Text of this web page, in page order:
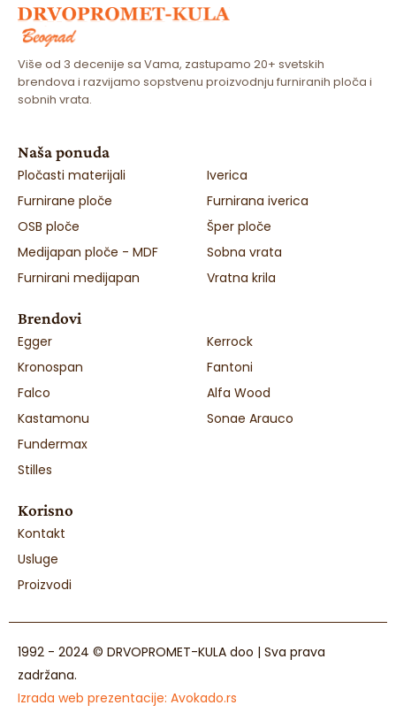
Više od 3 decenije sa Vama, zastupamo 20+ svetskih
brendova i razvijamo sopstvenu proizvodnju furniranih ploča i
sobnih vrata.
Naša ponuda
Pločasti materijali
Furnirane ploče
OSB ploče
Medijapan ploče - MDF
Furnirani medijapan
Iverica
Furnirana iverica
Šper ploče
Sobna vrata
Vratna krila
Brendovi
Egger
Kronospan
Falco
Kastamonu
Fundermax
Stilles
Kerrock
Fantoni
Alfa Wood
Sonae Arauco
Korisno
Kontakt
Usluge
Proizvodi
1992 - 2024 © DRVOPROMET-KULA doo | Sva prava
zadržana.
Izrada web prezentacije: Avokado.rs